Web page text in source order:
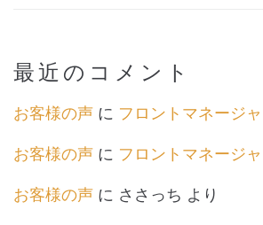
最近のコメント
お客様の声 に フロントマネージ
お客様の声 に フロントマネージ
お客様の声 に ささっち より